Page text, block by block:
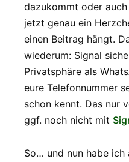
dazukommt oder
jetzt genau ein
einen Beitrag hängt.
wiederum: Signal
Privatsphäre als
eure Telefonnummer
schon kennt. Das nur
ggf. noch nicht mit
So… und nun habe ich